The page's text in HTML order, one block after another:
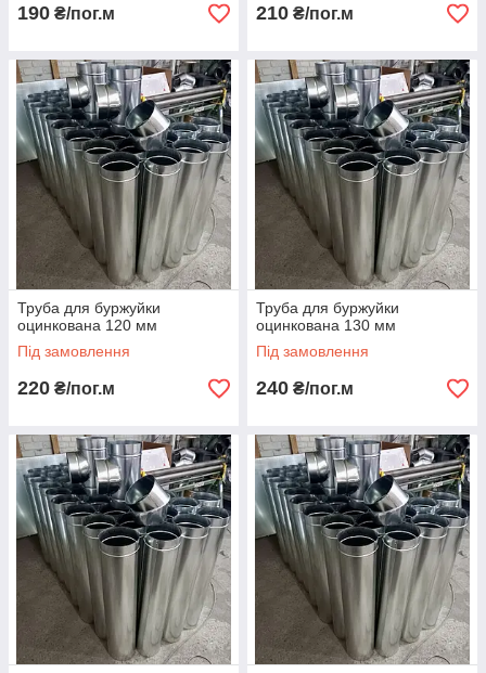
190 ₴/пог.м 210 ₴/пог.м
Труба для буржуйки
оцинкована 120 мм
Під замовлення
220 ₴/пог.м
Труба для буржуйки
оцинкована 130 мм
Під замовлення
240 ₴/пог.м